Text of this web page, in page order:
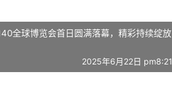
全球博览会首日圆满落幕，精彩持续绽放
2025年6月22日 pm8:21